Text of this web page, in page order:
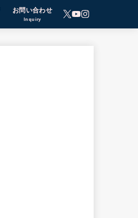
お問い合わせ
Inquiry